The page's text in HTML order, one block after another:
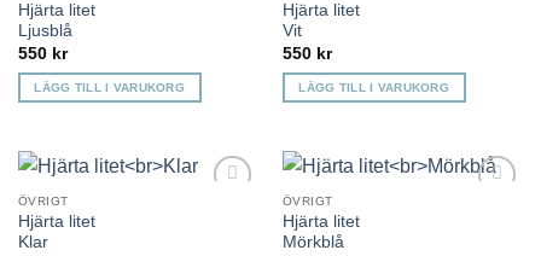
Hjärta litet
Ljusblå
550 kr
LÄGG TILL I VARUKORG
Hjärta litet
Vit
550 kr
LÄGG TILL I VARUKORG
ÖVRIGT
Hjärta litet
Klar
ÖVRIGT
Hjärta litet
Mörkblå